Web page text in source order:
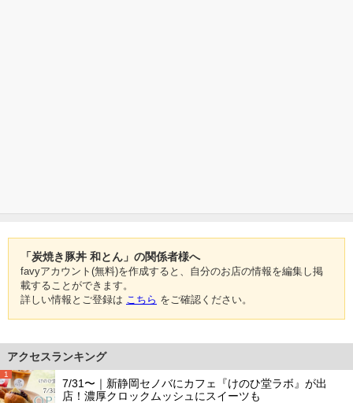
「炭焼き豚丼 和とん」の関係者様へ
favyアカウント(無料)を作成すると、自分のお店の情報を編集し掲
載することができます。
詳しい情報とご登録は こちら をご確認ください。
アクセスランキング
1
7/31〜｜新静岡セノバにカフェ『けのひ堂ラボ』が出
店！濃厚クロックムッシュにスイーツも